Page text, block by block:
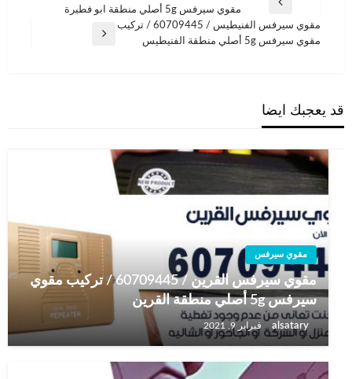
المقالات
المقالة
السابقة
مقوي سيرفس 5g أصلي منطقة ابو فطيرة
المقالة
مقوي سيرفس الفنيطيس / 60709445 / تركيب
مقوي سيرفس 5g أصلي منطقة الفنيطيس
قد يعجبك ايضا
مقوي سيرفس
مقوي سيرفس القرين / 60709445 / تركيب مقوي
سيرفس 5g أصلي منطقة القرين
alsatary فبراير 9, 2021